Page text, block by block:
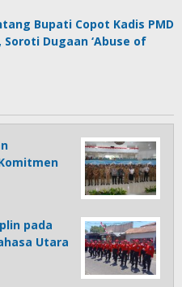
Bupati Copot Kadis PMD
Soroti Dugaan ‘Abuse of
pada
Utara